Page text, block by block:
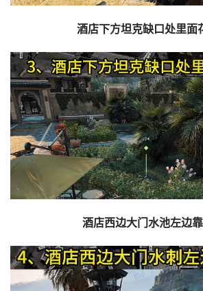
酒店下方坦克缺口处里面
酒店西边大门水池左边